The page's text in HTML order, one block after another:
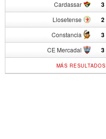
Cardassar 3
Llosetense 2
Constancia 3
CE Mercadal 3
MÁS RESULTADOS